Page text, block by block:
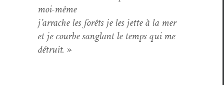
moi-même
j’arrache les forêts je les jette à la mer
et je courbe sanglant le temps qui me
détru­it. »